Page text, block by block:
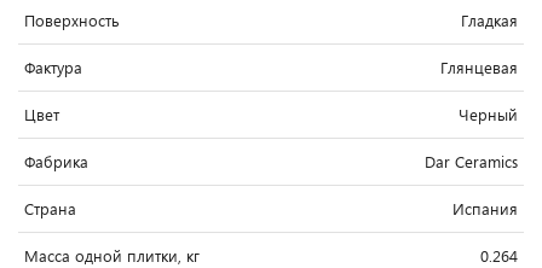
Поверхность Гладкая
Фактура Глянцевая
Цвет Черный
Фабрика Dar Ceramics
Страна Испания
Масса одной плитки, кг 0.264